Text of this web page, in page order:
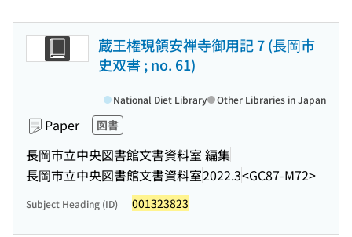
蔵王権現領安禅寺御用記 7 (長岡市
史双書 ; no. 61)
Paper 図書
長岡市立中央図書館文書資料室 編集
長岡市立中央図書館文書資料室2022.3<GC87-M72>
National Diet Library Other Libraries in Japan
Subject Heading (ID) 001323823